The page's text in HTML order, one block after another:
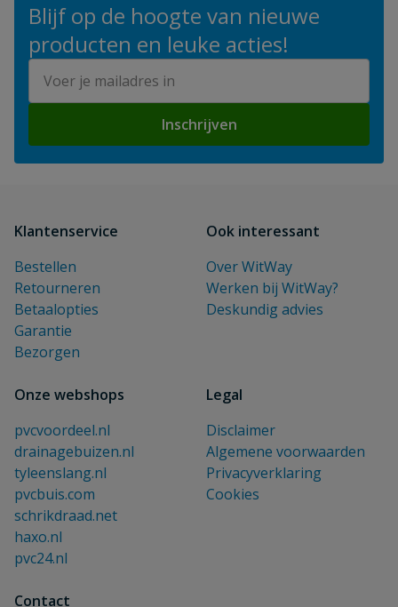
Blijf op de hoogte van nieuwe
producten en leuke acties!
Inschrijven
Klantenservice
Bestellen
Retourneren
Betaalopties
Garantie
Bezorgen
Ook interessant
Over WitWay
Werken bij WitWay?
Deskundig advies
Onze webshops
pvcvoordeel.nl
drainagebuizen.nl
tyleenslang.nl
pvcbuis.com
schrikdraad.net
haxo.nl
pvc24.nl
Legal
Disclaimer
Algemene voorwaarden
Privacyverklaring
Cookies
Contact